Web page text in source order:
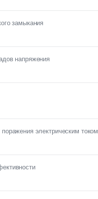
замыкания
напряжения
электрическим током